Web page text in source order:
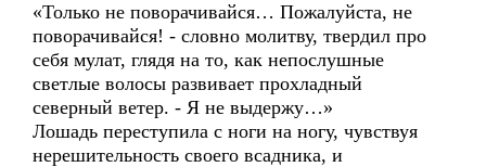
«Только не поворачивайся… Пожалуйста, не
поворачивайся! - словно молитву, твердил про
себя мулат, глядя на то, как непослушные
светлые волосы развивает прохладный
северный ветер. - Я не выдержу…»
Лошадь переступила с ноги на ногу, чувствуя
нерешительность своего всадника, и